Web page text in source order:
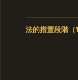
法的措置段階（